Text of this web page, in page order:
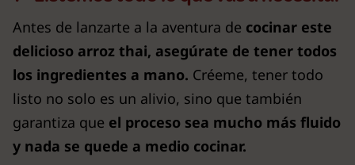
Antes de lanzarte a la aventura de cocinar este
delicioso arroz thai, asegúrate de tener todos
los ingredientes a mano. Créeme, tener todo
listo no solo es un alivio, sino que también
garantiza que el proceso sea mucho más fluido
y nada se quede a medio cocinar.